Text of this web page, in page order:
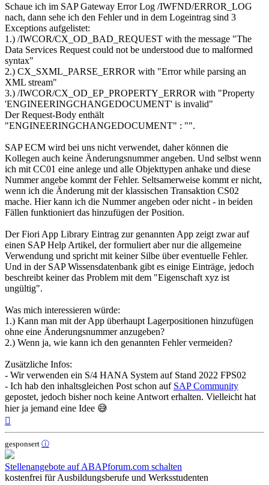
Schaue ich im SAP Gateway Error Log /IWFND/ERROR_LOG
nach, dann sehe ich den Fehler und in dem Logeintrag sind 3
Exceptions aufgelistet:
1.) /IWCOR/CX_OD_BAD_REQUEST with the message "The
Data Services Request could not be understood due to malformed
syntax"
2.) CX_SXML_PARSE_ERROR with "Error while parsing an
XML stream"
3.) /IWCOR/CX_OD_EP_PROPERTY_ERROR with "Property
'ENGINEERINGCHANGEDOCUMENT' is invalid"
Der Request-Body enthält
"ENGINEERINGCHANGEDOCUMENT" : "".
SAP ECM wird bei uns nicht verwendet, daher können die
Kollegen auch keine Änderungsnummer angeben. Und selbst wenn
ich mit CC01 eine anlege und alle Objekttypen anhake und diese
Nummer angebe kommt der Fehler. Seltsamerweise kommt er nicht,
wenn ich die Änderung mit der klassischen Transaktion CS02
mache. Hier kann ich die Nummer angeben oder nicht - in beiden
Fällen funktioniert das hinzufügen der Position.
Der Fiori App Library Eintrag zur genannten App zeigt zwar auf
einen SAP Help Artikel, der formuliert aber nur die allgemeine
Verwendung und spricht mit keiner Silbe über eventuelle Fehler.
Und in der SAP Wissensdatenbank gibt es einige Einträge, jedoch
beschreibt keiner das Problem mit dem "Eigenschaft xyz ist
ungültig".
Was mich interessieren würde:
1.) Kann man mit der App überhaupt Lagerpositionen hinzufügen
ohne eine Änderungsnummer anzugeben?
2.) Wenn ja, wie kann ich den genannten Fehler vermeiden?
Zusätzliche Infos:
- Wir verwenden ein S/4 HANA System auf Stand 2022 FPS02
- Ich hab den inhaltsgleichen Post schon auf SAP Community
gepostet, jedoch bisher noch keine Antwort erhalten. Vielleicht hat
hier ja jemand eine Idee 😅
gesponsert ⓘ
Stellenangebote auf ABAPforum.com schalten
kostenfrei für Ausbildungsberufe und Werksstudenten